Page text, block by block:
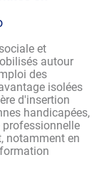
et
autour
des
isolées
d'insertion
handicapées,
notamment en